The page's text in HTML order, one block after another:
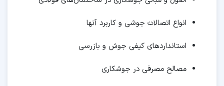
انواع اتصالات جوشی و کاربرد آنها
استانداردهای کیفی جوش و بازرسی
مصالح مصرفی در جوشکاری